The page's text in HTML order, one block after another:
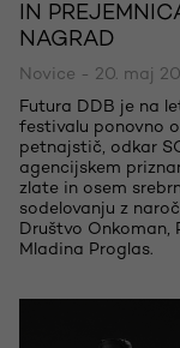
IN
NAGRAD
Novice - 20. maj
Futura DDB je na
festivalu ponovno
petnajstič, odkar
agencijskem
zlate in osem
sodelovanju z
Društvo Onkoman,
Mladina Proglas.